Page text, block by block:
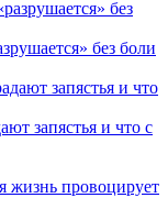
без боли
запястья и что с